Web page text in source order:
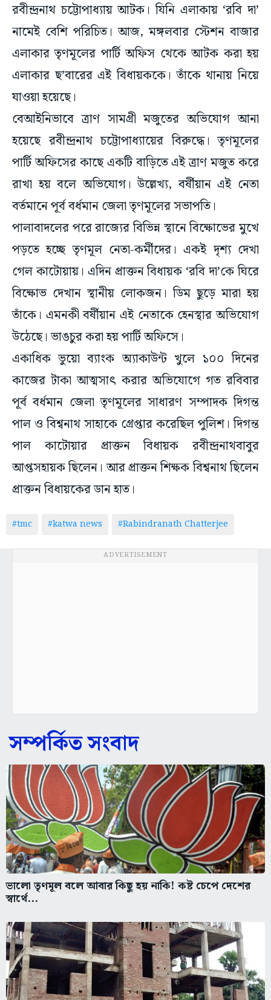
রবীন্দ্রনাথ চট্টোপাধ্যায় আটক। যিনি এলাকায় ‘রবি দা’
নামেই বেশি পরিচিত। আজ, মঙ্গলবার স্টেশন বাজার
এলাকার তৃণমূলের পার্টি অফিস থেকে আটক করা হয়
এলাকার ছ’বারের এই বিধায়ককে। তাঁকে থানায় নিয়ে
যাওয়া হয়েছে।
বেআইনিভাবে ত্রাণ সামগ্রী মজুতের অভিযোগ আনা
হয়েছে রবীন্দ্রনাথ চট্টোপাধ্যায়ের বিরুদ্ধে। তৃণমূলের
পার্টি অফিসের কাছে একটি বাড়িতে এই ত্রাণ মজুত করে
রাখা হয় বলে অভিযোগ। উল্লেখ্য, বর্ষীয়ান এই নেতা
বর্তমানে পূর্ব বর্ধমান জেলা তৃণমূলের সভাপতি।
পালাবাদলের পরে রাজ্যের বিভিন্ন স্থানে বিক্ষোভের মুখে
পড়তে হচ্ছে তৃণমূল নেতা-কর্মীদের। একই দৃশ্য দেখা
গেল কাটোয়ায়। এদিন প্রাক্তন বিধায়ক ‘রবি দা’কে ঘিরে
বিক্ষোভ দেখান স্থানীয় লোকজন। ডিম ছুড়ে মারা হয়
তাঁকে। এমনকী বর্ষীয়ান এই নেতাকে হেনস্থার অভিযোগ
উঠেছে। ভাঙচুর করা হয় পার্টি অফিসে।
একাধিক ভুয়ো ব্যাংক অ্যাকাউন্ট খুলে ১০০ দিনের
কাজের টাকা আত্মসাৎ করার অভিযোগে গত রবিবার
পূর্ব বর্ধমান জেলা তৃণমূলের সাধারণ সম্পাদক দিগন্ত
পাল ও বিশ্বনাথ সাহাকে গ্রেপ্তার করেছিল পুলিশ। দিগন্ত
পাল কাটোয়ার প্রাক্তন বিধায়ক রবীন্দ্রনাথবাবুর
আপ্তসহায়ক ছিলেন। আর প্রাক্তন শিক্ষক বিশ্বনাথ ছিলেন
প্রাক্তন বিধায়কের ডান হাত।
#tmc #katwa news #Rabindranath Chatterjee
ADVERTISEMENT
সম্পর্কিত সংবাদ
ভালো তৃণমূল বলে আবার কিছু হয় নাকি! কষ্ট চেপে দেশের
স্বার্থে...